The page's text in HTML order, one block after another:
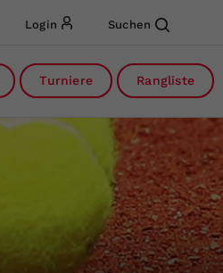
Login Suchen
Turniere Rangliste